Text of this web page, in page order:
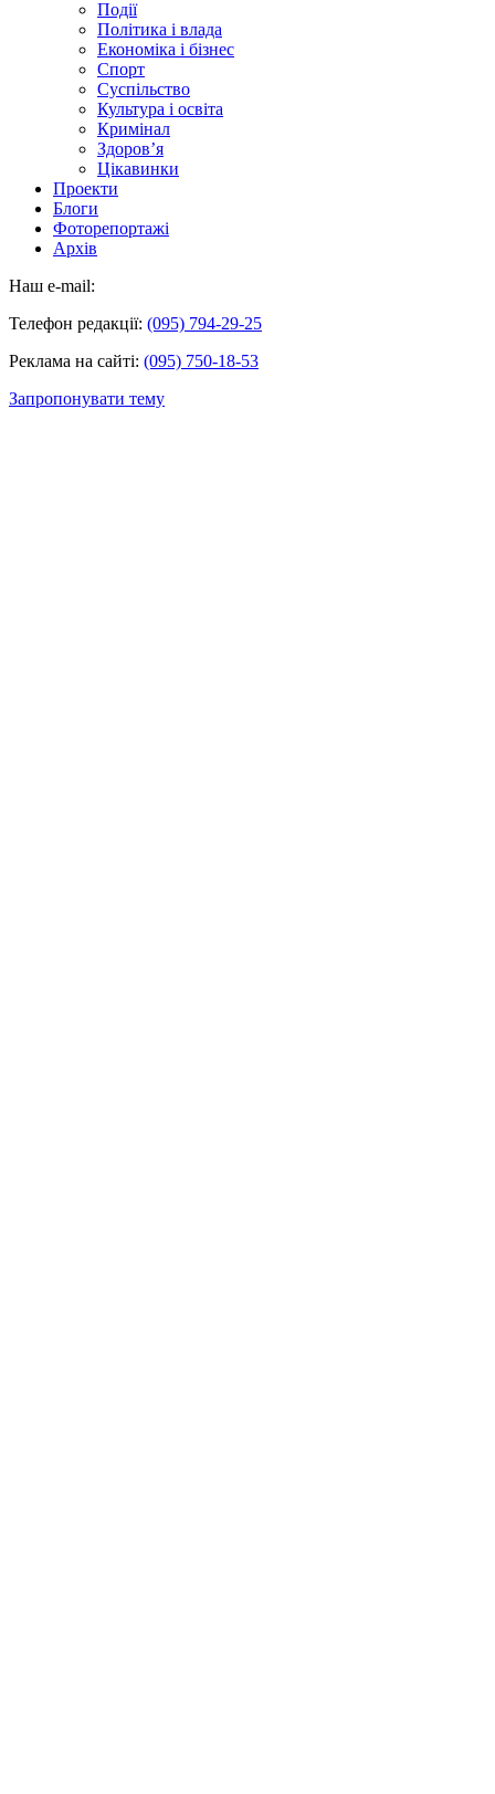
Події
Політика і влада
Економіка і бізнес
Спорт
Суспільство
Культура і освіта
Кримінал
Здоров’я
Цікавинки
Проекти
Блоги
Фоторепортажі
Архів
Наш e-mail:
Телефон редакції: (095) 794-29-25
Реклама на сайті: (095) 750-18-53
Запропонувати тему